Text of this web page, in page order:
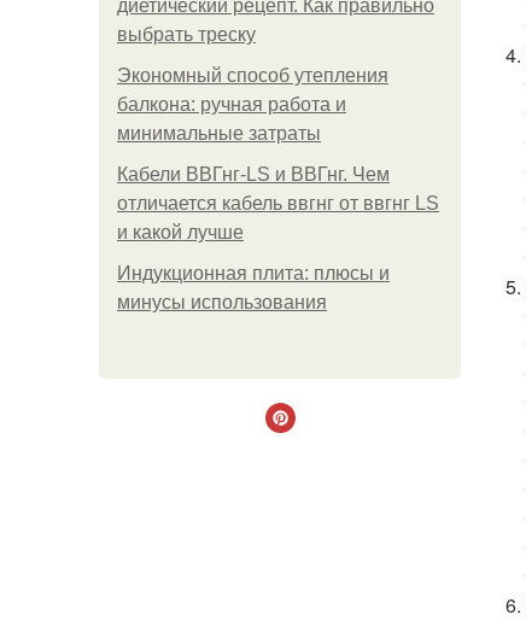
диетический рецепт. Как правильно
выбрать треску
Экономный способ утепления
балкона: ручная работа и
минимальные затраты
Кабели ВВГнг-LS и ВВГнг. Чем
отличается кабель ввгнг от ввгнг LS
и какой лучше
Индукционная плита: плюсы и
минусы использования